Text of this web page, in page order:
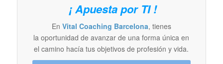
¡ Apuesta por TI !
En Vital Coaching Barcelona, tienes
la oportunidad de avanzar de una forma única en
el camino hacía tus objetivos de profesión y vida.